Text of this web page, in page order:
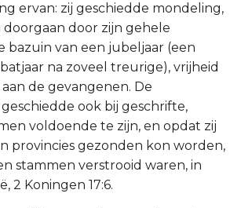
ervan: zij geschiedde mondeling,
doorgaan door zijn gehele
bazuin van een jubeljaar (een
na zoveel treurige), vrijheid
de gevangenen. De
ook bij geschrifte,
voldoende te zijn, en opdat zij
provincies gezonden kon worden,
stammen verstrooid waren, in
2 Koningen 17:6.